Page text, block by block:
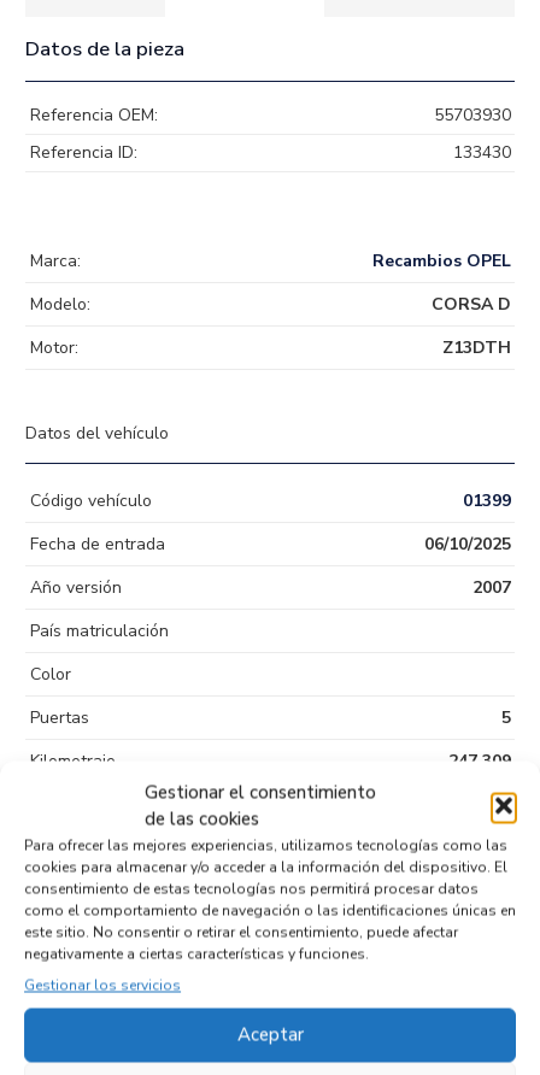
Gestionar el consentimiento
de las cookies
Para ofrecer las mejores experiencias, utilizamos tecnologías como las
cookies para almacenar y/o acceder a la información del dispositivo. El
consentimiento de estas tecnologías nos permitirá procesar datos
como el comportamiento de navegación o las identificaciones únicas en
este sitio. No consentir o retirar el consentimiento, puede afectar
negativamente a ciertas características y funciones.
Gestionar los servicios
Aceptar
Datos de la pieza
Referencia OEM:
55703930
Referencia ID:
133430
Marca:
Recambios OPEL
Modelo:
CORSA D
Motor:
Z13DTH
Datos del vehículo
Código vehículo
01399
Fecha de entrada
06/10/2025
Año versión
2007
País matriculación
Color
Puertas
5
Kilometraje
247.309
Diesel
Código motor
Z13DTH
Código cambio
Productos relacionados